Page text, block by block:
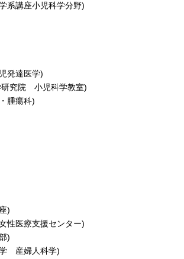
系講座小児科学分野)
発達医学)
究院 小児科学教室)
腫瘍科)
)
医療支援センター)
)
産婦人科学)